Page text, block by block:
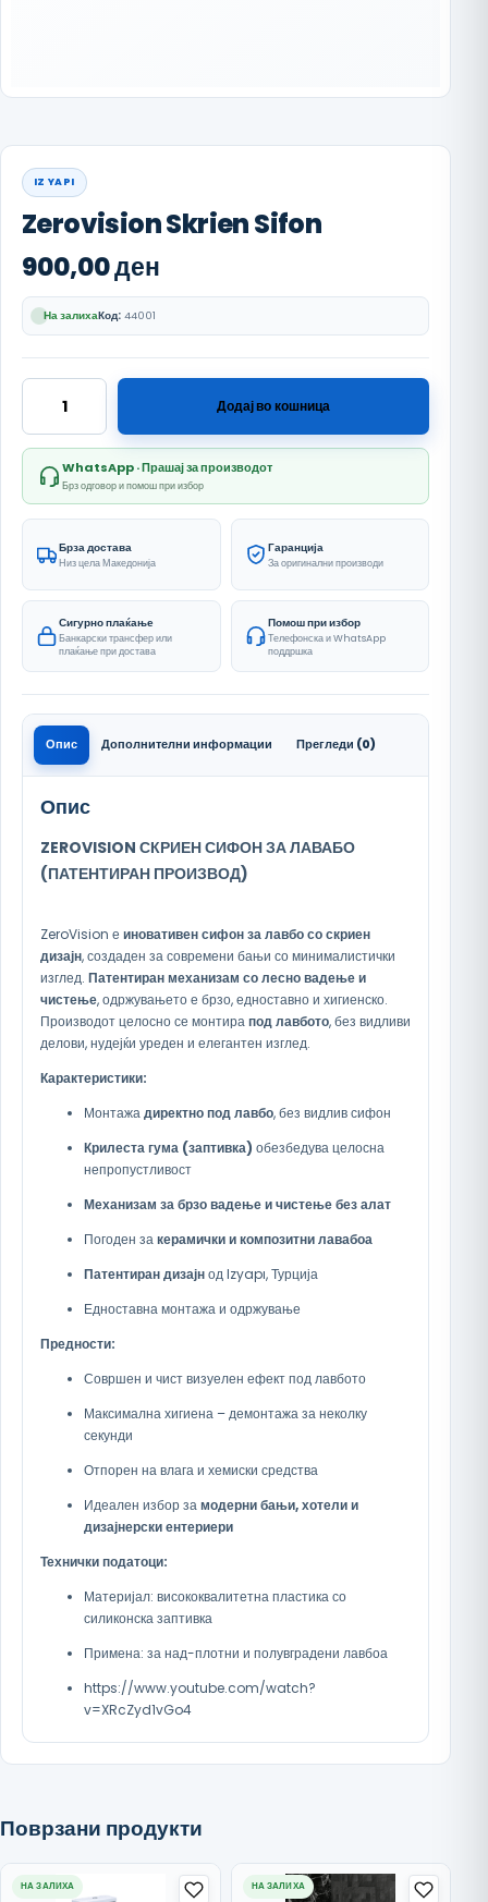
IZ YAPI
Zerovision Skrien Sifon
900,00ден
На залихаКод: 44001
Zerovision Skrien Sifon количина
Додај во кошница
WhatsApp · Прашај за производот
Брз одговор и помош при избор
Брза достава
Низ цела Македонија
Гаранција
За оригинални производи
Сигурно плаќање
Банкарски трансфер или
плаќање при достава
Помош при избор
Телефонска и WhatsApp
поддршка
Опис Дополнителни информации Прегледи (0)
Опис
ZEROVISION СКРИЕН СИФОН ЗА ЛАВАБО
(ПАТЕНТИРАН ПРОИЗВОД)
ZeroVision е иновативен сифон за лавбо со скриен
дизајн, создаден за современи бањи со минималистички
изглед. Патентиран механизам со лесно вадење и
чистење, одржувањето е брзо, едноставно и хигиенско.
Производот целосно се монтирапод лавбото, без видливи
делови, нудејќи уреден и елегантен изглед.
Карактеристики:
Монтажадиректно под лавбо, без видлив сифон
Крилеста гума (заптивка) обезбедува целосна
непропустливост
Механизам за брзо вадење и чистење без алат
Погоден закерамички и композитни лавабоа
Патентиран дизајнод Izyapı, Турција
Едноставна монтажа и одржување
Предности:
Совршен и чист визуелен ефект под лавбото
Максимална хигиена – демонтажа за неколку
секунди
Отпорен на влага и хемиски средства
Идеален избор замодерни бањи, хотели и
дизајнерски ентериери
Технички податоци:
Материјал: висококвалитетна пластика со
силиконска заптивка
Примена: за над-плотни и полувградени лавбоа
https://www.youtube.com/watch?
v=XRcZyd1vGo4
Поврзани продукти
НА ЗАЛИХА НА ЗАЛИХА